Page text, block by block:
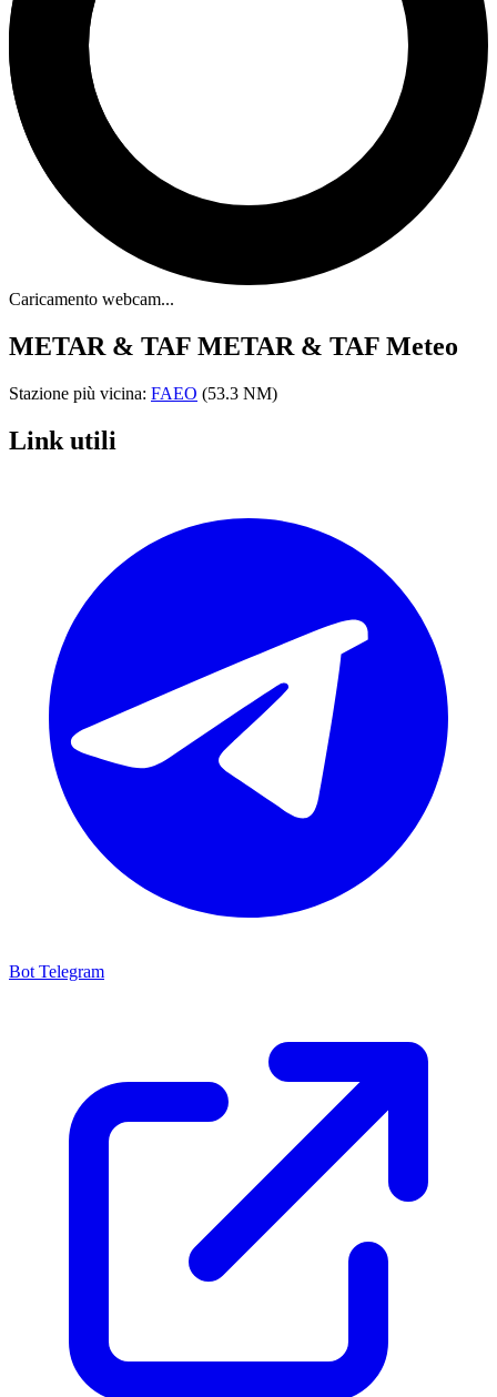
Caricamento webcam...
METAR & TAF METAR & TAF Meteo
Stazione più vicina: FAEO (53.3 NM)
Link utili
Bot Telegram